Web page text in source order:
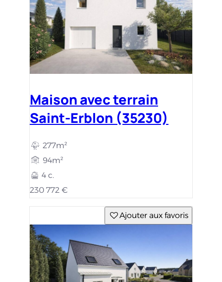
Maison avec terrain
Saint-Erblon (35230)
277m²
94m²
4 c.
230 772 €
Ajouter aux favoris